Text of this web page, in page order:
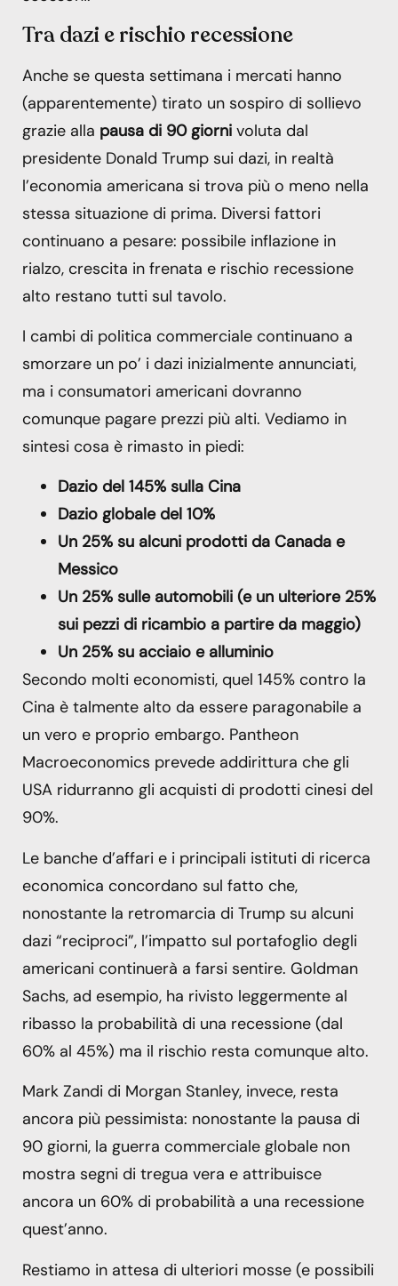
Tra dazi e rischio recessione
Anche se questa settimana i mercati hanno
(apparentemente) tirato un sospiro di sollievo
grazie alla pausa di 90 giorni voluta dal
presidente Donald Trump sui dazi, in realtà
l’economia americana si trova più o meno nella
stessa situazione di prima. Diversi fattori
continuano a pesare: possibile inflazione in
rialzo, crescita in frenata e rischio recessione
alto restano tutti sul tavolo.
I cambi di politica commerciale continuano a
smorzare un po’ i dazi inizialmente annunciati,
ma i consumatori americani dovranno
comunque pagare prezzi più alti. Vediamo in
sintesi cosa è rimasto in piedi:
Dazio del 145% sulla Cina
Dazio globale del 10%
Un 25% su alcuni prodotti da Canada e
Messico
Un 25% sulle automobili (e un ulteriore 25%
sui pezzi di ricambio a partire da maggio)
Un 25% su acciaio e alluminio
Secondo molti economisti, quel 145% contro la
Cina è talmente alto da essere paragonabile a
un vero e proprio embargo. Pantheon
Macroeconomics prevede addirittura che gli
USA ridurranno gli acquisti di prodotti cinesi del
90%.
Le banche d’affari e i principali istituti di ricerca
economica concordano sul fatto che,
nonostante la retromarcia di Trump su alcuni
dazi “reciproci”, l’impatto sul portafoglio degli
americani continuerà a farsi sentire. Goldman
Sachs, ad esempio, ha rivisto leggermente al
ribasso la probabilità di una recessione (dal
60% al 45%) ma il rischio resta comunque alto.
Mark Zandi di Morgan Stanley, invece, resta
ancora più pessimista: nonostante la pausa di
90 giorni, la guerra commerciale globale non
mostra segni di tregua vera e attribuisce
ancora un 60% di probabilità a una recessione
quest’anno.
Restiamo in attesa di ulteriori mosse (e possibili